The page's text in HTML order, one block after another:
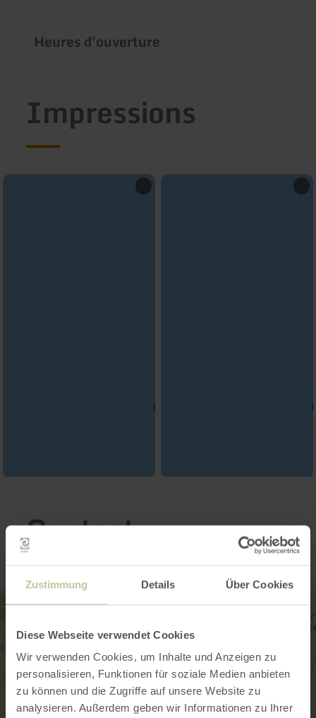
Zustimmung Details Über Cookies
Diese Webseite verwendet Cookies
Wir verwenden Cookies, um Inhalte und Anzeigen zu
personalisieren, Funktionen für soziale Medien anbieten
zu können und die Zugriffe auf unsere Website zu
analysieren. Außerdem geben wir Informationen zu Ihrer
Heures d'ouverture
Impressions
Contact